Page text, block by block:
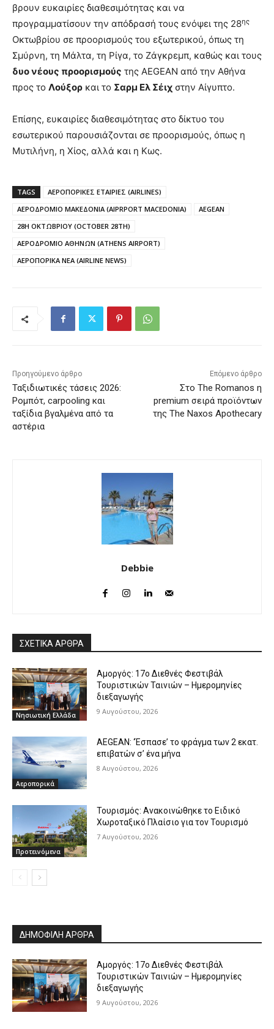
βρουν ευκαιρίες διαθεσιμότητας και να
προγραμματίσουν την απόδρασή τους ενόψει της 28ης
Οκτωβρίου σε προορισμούς του εξωτερικού, όπως τη
Σμύρνη, τη Μάλτα, τη Ρίγα, το Ζάγκρεμπ, καθώς και τους
δυο νέους προορισμούς της AEGEAN από την Αθήνα
προς το Λούξορ και το Σαρμ Ελ Σέιχ στην Αίγυπτο.
Επίσης, ευκαιρίες διαθεσιμότητας στο δίκτυο του
εσωτερικού παρουσιάζονται σε προορισμούς, όπως η
Μυτιλήνη, η Χίος, αλλά και η Κως.
TAGS
ΑΕΡΟΠΟΡΙΚΕΣ ΕΤΑΙΡΙΕΣ (AIRLINES)
ΑΕΡΟΔΡΟΜΙΟ ΜΑΚΕΔΟΝΙΑ (AIPRPORT MACEDONIA)
AEGEAN
28Η ΟΚΤΩΒΡΙΟΥ (OCTOBER 28TH)
ΑΕΡΟΔΡΟΜΙΟ ΑΘΗΝΩΝ (ATHENS AIRPORT)
ΑΕΡΟΠΟΡΙΚΑ ΝΕΑ (AIRLINE NEWS)
Προηγούμενο άρθρο
Ταξιδιωτικές τάσεις 2026:
Ρομπότ, carpooling και
ταξίδια βγαλμένα από τα
αστέρια
Επόμενο άρθρο
Στο The Romanos η
premium σειρά προϊόντων
της The Naxos Apothecary
Debbie
ΣΧΕΤΙΚΑ ΑΡΘΡΑ
Νησιωτική Ελλάδα
Αμοργός: 17ο Διεθνές Φεστιβάλ
Τουριστικών Ταινιών – Ημερομηνίες
διεξαγωγής
9 Αυγούστου, 2026
Αεροπορικά
AEGEAN: ‘Έσπασε’ το φράγμα των 2 εκατ.
επιβατών σ’ ένα μήνα
8 Αυγούστου, 2026
Προτεινόμενα
Τουρισμός: Ανακοινώθηκε το Ειδικό
Χωροταξικό Πλαίσιο για τον Τουρισμό
7 Αυγούστου, 2026
ΔΗΜΟΦΙΛΗ ΑΡΘΡΑ
Αμοργός: 17ο Διεθνές Φεστιβάλ
Τουριστικών Ταινιών – Ημερομηνίες
διεξαγωγής
9 Αυγούστου, 2026